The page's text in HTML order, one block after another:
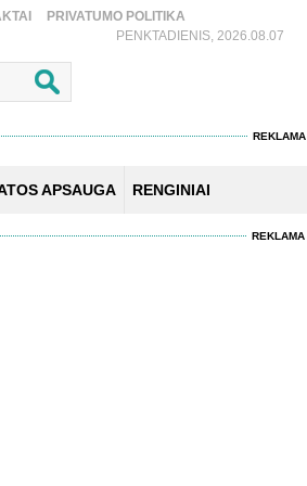
PRIVATUMO POLITIKA
PENKTADIENIS, 2026.08.07
REKLAMA
APSAUGA RENGINIAI
REKLAMA